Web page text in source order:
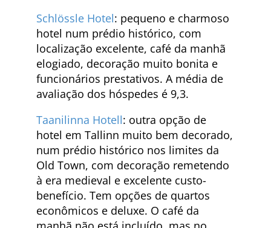
Schlössle Hotel: pequeno e charmoso
hotel num prédio histórico, com
localização excelente, café da manhã
elogiado, decoração muito bonita e
funcionários prestativos. A média de
avaliação dos hóspedes é 9,3.
Taanilinna Hotell: outra opção de
hotel em Tallinn muito bem decorado,
num prédio histórico nos limites da
Old Town, com decoração remetendo
à era medieval e excelente custo-
benefício. Tem opções de quartos
econômicos e deluxe. O café da